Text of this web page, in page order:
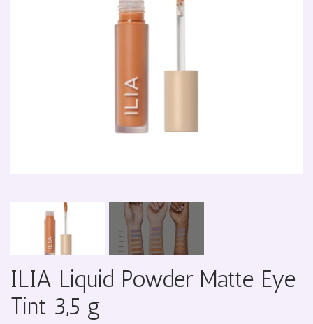
ILIA Liquid Powder Matte Eye
Tint 3,5 g